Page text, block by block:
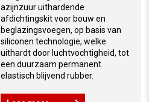
azijnzuur uithardende
afdichtingskit voor bouw en
beglazingsvoegen, op basis van
siliconen technologie, welke
uithardt door luchtvochtigheid, tot
een duurzaam permanent
elastisch blijvend rubber.